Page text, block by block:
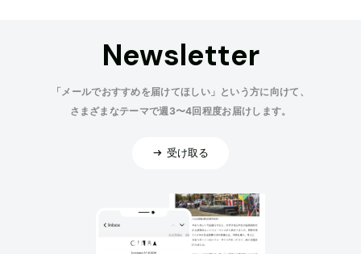
Newsletter
「メールでおすすめを届けてほしい」という方に向けて、
さまざまなテーマで週3〜4回程度お届けします。
受け取る